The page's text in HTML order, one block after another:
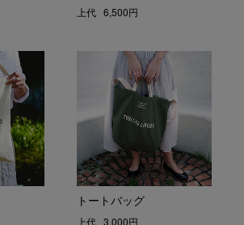
上代 6,500円
トートバッグ
上代 3,000円